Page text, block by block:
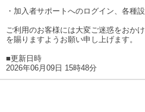
・加入者サポートへのログイン、各種
ご利用のお客様には大変ご迷惑をおか
を賜りますようお願い申し上げます。
■更新日時
2026年06月09日 15時48分